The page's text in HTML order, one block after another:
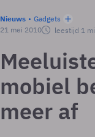
Nieuws
Gadgets
21 mei 2010
leestijd 1
mobiel
meer af